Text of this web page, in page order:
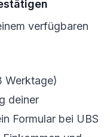
verfügbaren
Werktage)
deiner
Formular bei UBS